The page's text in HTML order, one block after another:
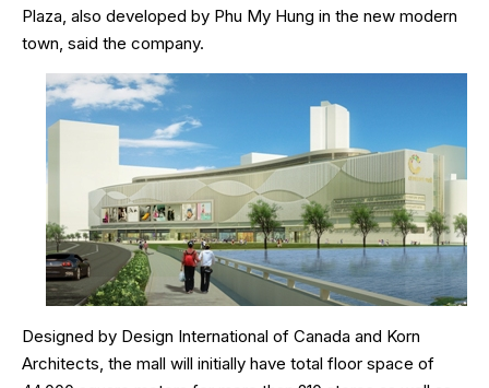
Plaza, also developed by Phu My Hung in the new modern
town, said the company.
Designed by Design International of Canada and Korn
Architects, the mall will initially have total floor space of